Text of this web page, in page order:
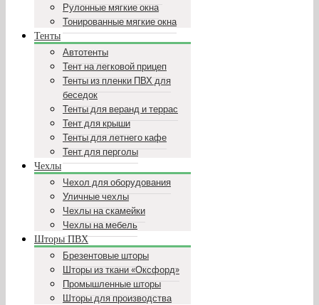
Рулонные мягкие окна
Тонированные мягкие окна
Тенты
Автотенты
Тент на легковой прицеп
Тенты из пленки ПВХ для
беседок
Тенты для веранд и террас
Тент для крыши
Тенты для летнего кафе
Тент для перголы
Чехлы
Чехол для оборудования
Уличные чехлы
Чехлы на скамейки
Чехлы на мебель
Шторы ПВХ
Брезентовые шторы
Шторы из ткани «Оксфорд»
Промышленные шторы
Шторы для производства